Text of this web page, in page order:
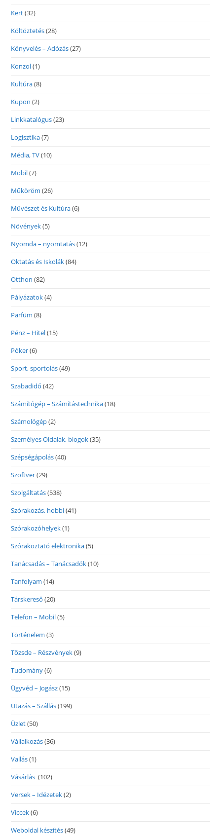
Kert(32)
Költöztetés(28)
Könyvelés – Adózás(27)
Konzol(1)
Kultúra(8)
Kupon (2)
Linkkatalógus(23)
Logisztika(7)
Média, TV(10)
Mobil(7)
Műköröm (26)
Művészet és Kultúra(6)
Növények(5)
Nyomda – nyomtatás(12)
Oktatás és Iskolák(84)
Otthon (82)
Pályázatok(4)
Parfüm (8)
Pénz – Hitel(15)
Póker(6)
Sport, sportolás(49)
Szabadidő (42)
Számítógép – Számítástechnika(18)
Számológép(2)
Személyes Oldalak, blogok(35)
Szépségápolás(40)
Szoftver(29)
Szolgáltatás(538)
Szórakozás, hobbi(41)
Szórakozóhelyek(1)
Szórakoztató elektronika(5)
Tanácsadás – Tanácsadók(10)
Tanfolyam (14)
Társkereső (20)
Telefon – Mobil(5)
Történelem (3)
Tőzsde – Részvények(9)
Tudomány(6)
Ügyvéd – Jogász(15)
Utazás – Szállás(199)
Üzlet(50)
Vállalkozás(36)
Vallás(1)
Vásárlás (102)
Versek – Idézetek(2)
Viccek(6)
Weboldal készítés(49)